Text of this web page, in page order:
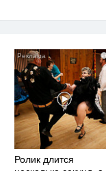
i
Ролик длится